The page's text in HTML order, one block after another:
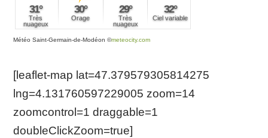
Météo Saint-Germain-de-Modéon ©meteocity.com
[leaflet-map lat=47.379579305814275
lng=4.131760597229005 zoom=14
zoomcontrol=1 draggable=1
doubleClickZoom=true]